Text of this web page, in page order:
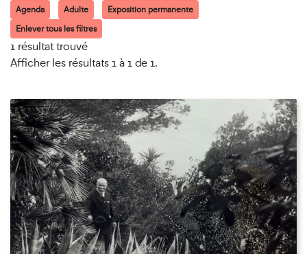
Agenda Adulte
Exposition permanente
Enlever tous les filtres
1 résultat trouvé
Afficher les résultats 1 à 1 de 1.